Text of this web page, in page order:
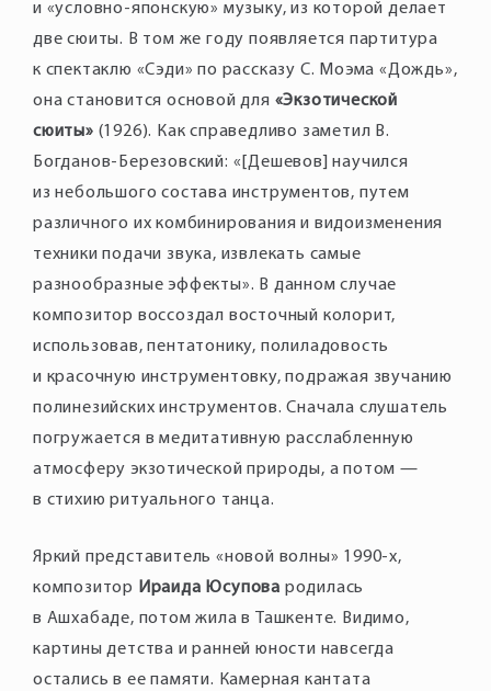
и «условно-японскую» музыку, из которой делает
две сюиты. В том же году появляется партитура
к спектаклю «Сэди» по рассказу С. Моэма «Дождь»,
она становится основой для «Экзотической
сюиты» (1926). Как справедливо заметил В.
Богданов-Березовский: «[Дешевов] научился
из небольшого состава инструментов, путем
различного их комбинирования и видоизменения
техники подачи звука, извлекать самые
разнообразные эффекты». В данном случае
композитор воссоздал восточный колорит,
использовав, пентатонику, полиладовость
и красочную инструментовку, подражая звучанию
полинезийских инструментов. Сначала слушатель
погружается в медитативную расслабленную
атмосферу экзотической природы, а потом —
в стихию ритуального танца.
Яркий представитель «новой волны» 1990-х,
композитор Ираида Юсупова родилась
в Ашхабаде, потом жила в Ташкенте. Видимо,
картины детства и ранней юности навсегда
остались в ее памяти. Камерная кантата